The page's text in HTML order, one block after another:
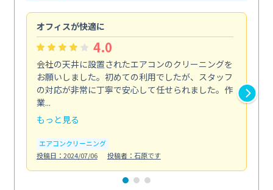
オフィスが快適に
4.0
会社の天井に設置されたエアコンのクリーニングを
お願いしました。初めての利用でしたが、スタッフ
の対応が非常に丁寧で安心して任せられました。作
業...
もっと見る
エアコンクリーニング
投稿日：2024/07/06
投稿者：石原です